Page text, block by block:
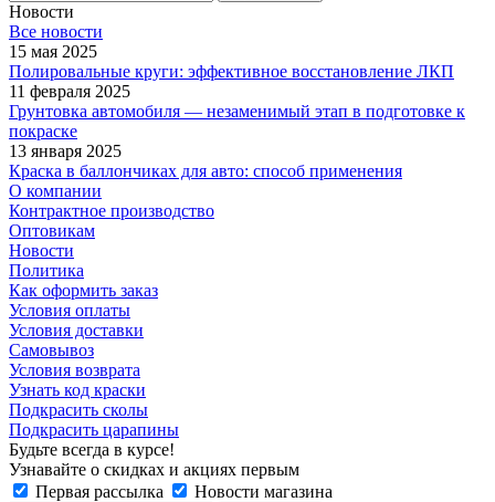
Новости
Все новости
15 мая 2025
Полировальные круги: эффективное восстановление ЛКП
11 февраля 2025
Грунтовка автомобиля — незаменимый этап в подготовке к
покраске
13 января 2025
Краска в баллончиках для авто: способ применения
О компании
Контрактное производство
Оптовикам
Новости
Политика
Как оформить заказ
Условия оплаты
Условия доставки
Самовывоз
Условия возврата
Узнать код краски
Подкрасить сколы
Подкрасить царапины
Будьте всегда в курсе!
Узнавайте о скидках и акциях первым
Первая рассылка
Новости магазина